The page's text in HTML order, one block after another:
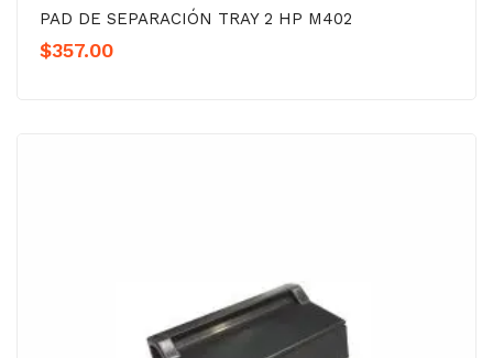
PAD DE SEPARACIÓN TRAY 2 HP M402
$357.00